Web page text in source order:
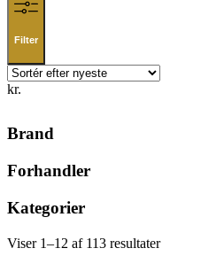
Filter
kr.
Brand
Forhandler
Kategorier
Viser 1–12 af 113 resultaterSorted